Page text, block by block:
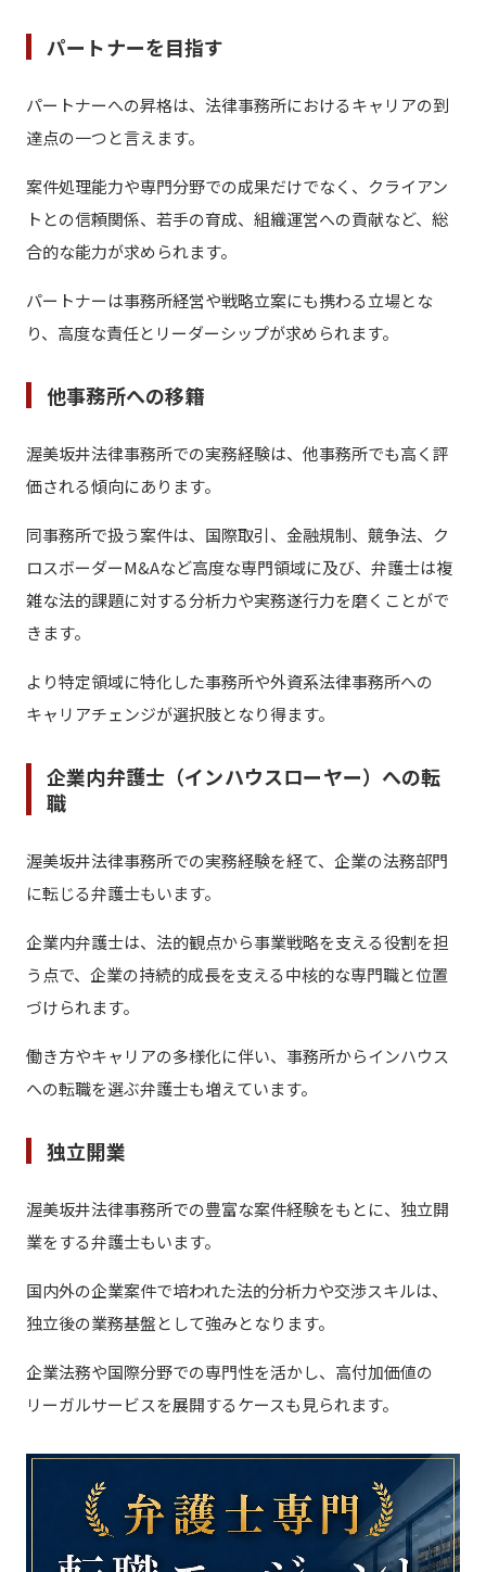
パートナーを目指す
パートナーへの昇格は、法律事務所におけるキャリアの到
達点の一つと言えます。
案件処理能力や専門分野での成果だけでなく、クライアン
トとの信頼関係、若手の育成、組織運営への貢献など、総
合的な能力が求められます。
パートナーは事務所経営や戦略立案にも携わる立場とな
り、高度な責任とリーダーシップが求められます。
他事務所への移籍
渥美坂井法律事務所での実務経験は、他事務所でも高く評
価される傾向にあります。
同事務所で扱う案件は、国際取引、金融規制、競争法、ク
ロスボーダーM&Aなど高度な専門領域に及び、弁護士は複
雑な法的課題に対する分析力や実務遂行力を磨くことがで
きます。
より特定領域に特化した事務所や外資系法律事務所への
キャリアチェンジが選択肢となり得ます。
企業内弁護士（インハウスローヤー）への転
職
渥美坂井法律事務所での実務経験を経て、企業の法務部門
に転じる弁護士もいます。
企業内弁護士は、法的観点から事業戦略を支える役割を担
う点で、企業の持続的成長を支える中核的な専門職と位置
づけられます。
働き方やキャリアの多様化に伴い、事務所からインハウス
への転職を選ぶ弁護士も増えています。
独立開業
渥美坂井法律事務所での豊富な案件経験をもとに、独立開
業をする弁護士もいます。
国内外の企業案件で培われた法的分析力や交渉スキルは、
独立後の業務基盤として強みとなります。
企業法務や国際分野での専門性を活かし、高付加価値の
リーガルサービスを展開するケースも見られます。